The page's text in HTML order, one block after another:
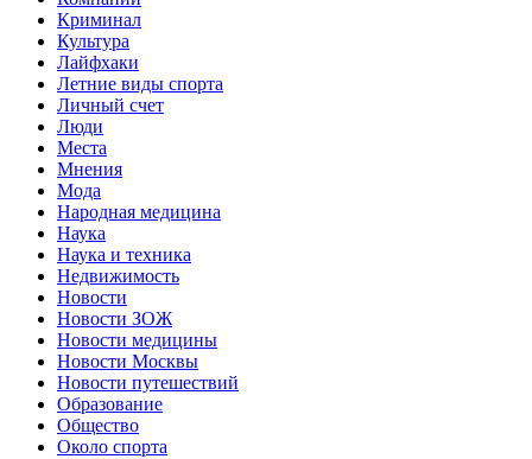
Криминал
Культура
Лайфхаки
Летние виды спорта
Личный счет
Люди
Места
Мнения
Мода
Народная медицина
Наука
Наука и техника
Недвижимость
Новости
Новости ЗОЖ
Новости медицины
Новости Москвы
Новости путешествий
Образование
Общество
Около спорта